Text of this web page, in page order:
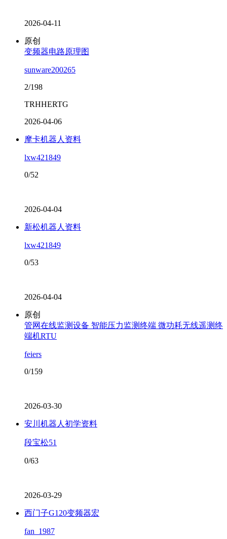
2026-04-11
原创
变频器电路原理图
sunware200265
2/198
TRHHERTG
2026-04-06
摩卡机器人资料
lxw421849
0/52
2026-04-04
新松机器人资料
lxw421849
0/53
2026-04-04
原创
管网在线监测设备 智能压力监测终端 微功耗无线遥测终
端机RTU
feiers
0/159
2026-03-30
安川机器人初学资料
段宝松51
0/63
2026-03-29
西门子G120变频器宏
fan_1987